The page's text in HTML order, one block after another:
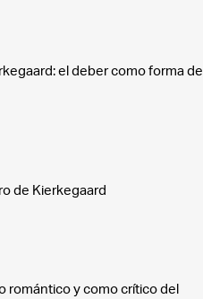
el deber como forma de
de Kierkegaard
romántico y como crítico del